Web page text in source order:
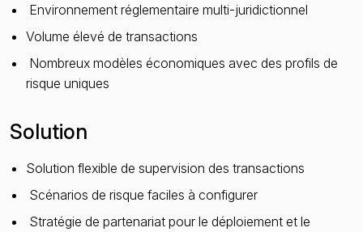
Environnement réglementaire multi-juridictionnel
Volume élevé de transactions
Nombreux modèles économiques avec des profils de
risque uniques
Solution
Solution flexible de supervision des transactions
Scénarios de risque faciles à configurer
Stratégie de partenariat pour le déploiement et le